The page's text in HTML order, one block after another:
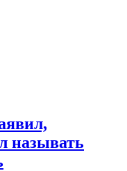
называть